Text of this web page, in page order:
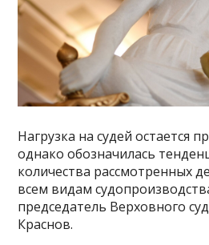
Нагрузка на судей остается
однако обозначилась
количества рассмотренных
всем видам
председатель Верховного
Краснов.